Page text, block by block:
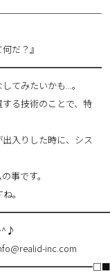
だ？』
てみたいかも...。
る技術のことで、特
入りした時に、シス
事です。
。
inc.com